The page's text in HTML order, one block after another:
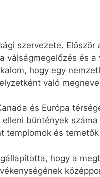
szervezete. Először
válságmegelőzés és a
hogy egy
való
és Európa
bűntények
templomok és
hogy a